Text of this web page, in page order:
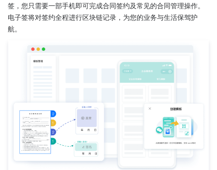
签，您只需要一部手机即可完成合同签约及常见的合同管理操作。
电子签将对签约全程进行区块链记录，为您的业务与生活保驾护
航。